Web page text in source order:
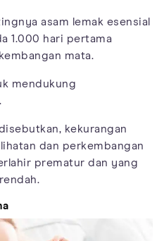
asam lemak esensial
1.000 hari pertama
mata.
mendukung
kekurangan
dan perkembangan
prematur dan yang